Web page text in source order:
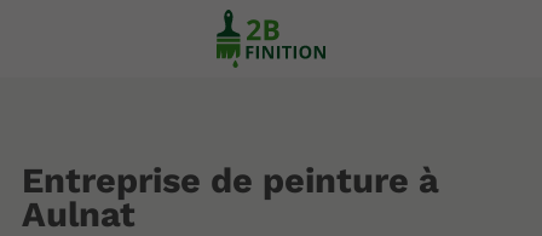
Entreprise de peinture à
Aulnat